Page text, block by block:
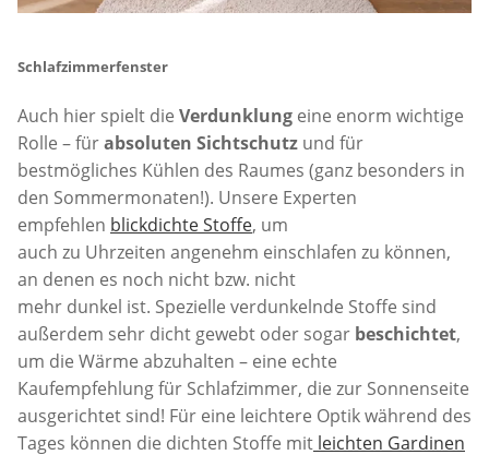
Schlafzimmerfenster
Auch hier spielt die Verdunklung eine enorm wichtige
Rolle – fürabsoluten Sichtschutz und für
bestmögliches Kühlen des Raumes (ganz besonders in
den Sommermonaten!). Unsere Experten
empfehlen blickdichte Stoffe, um
auch zu Uhrzeiten angenehm einschlafen zu können,
an denen es noch nicht bzw. nicht
mehr dunkel ist. Spezielle verdunkelnde Stoffe sind
außerdem sehr dicht gewebt oder sogar beschichtet,
um die Wärme abzuhalten – eine echte
Kaufempfehlung für Schlafzimmer, die zur Sonnenseite
ausgerichtet sind! Für eine leichtere Optik während des
Tages können die dichten Stoffe mit leichten Gardinen